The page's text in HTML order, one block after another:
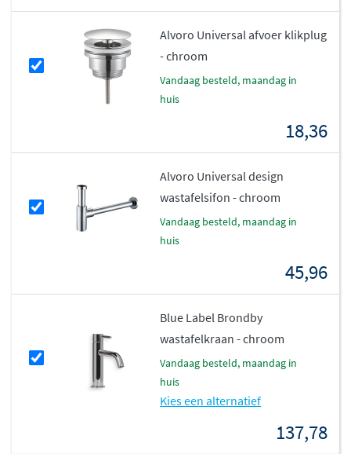
Alvoro Universal afvoer klikplug
- chroom
vandaag besteld, maandag in
huis
18,36
Alvoro Universal design
wastafelsifon - chroom
vandaag besteld, maandag in
huis
45,96
Blue Label Brondby
wastafelkraan - chroom
vandaag besteld, maandag in
huis
Kies een alternatief
137,78